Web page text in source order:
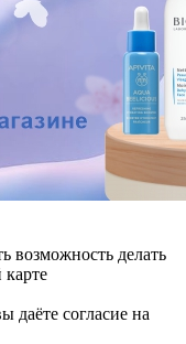
возможность делать
карте
даёте согласие на